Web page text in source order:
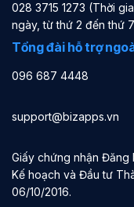
028 3715 1273 (Thời
ngày, từ thứ 2 đến thứ
Tổng đài hỗ trợ
096 687 4448
support@bizapps.vn
Giấy chứng nhận Đăng
Kế hoạch và Đầu tư
06/10/2016.